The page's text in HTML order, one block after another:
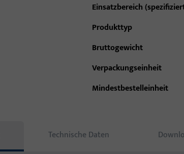
Einsatzbereich
Produkttyp
Bruttogewicht
Verpackungseinheit
Mindestbestelleinheit
Technische Daten